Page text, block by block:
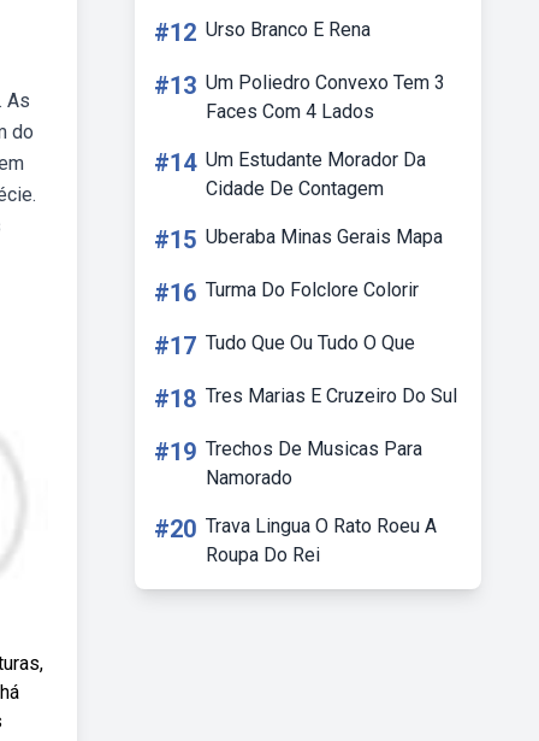
As
do
#12 Urso Branco E Rena
#13 Um Poliedro Convexo Tem 3
Faces Com 4 Lados
#14 Um Estudante Morador Da
Cidade De Contagem
#15 Uberaba Minas Gerais Mapa
#16 Turma Do Folclore Colorir
#17 Tudo Que Ou Tudo O Que
#18 Tres Marias E Cruzeiro Do Sul
#19 Trechos De Musicas Para
Namorado
#20 Trava Lingua O Rato Roeu A
Roupa Do Rei